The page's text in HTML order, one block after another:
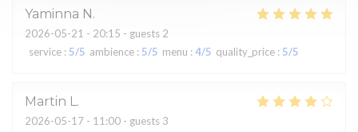
Yaminna N
2026-05-21 - 20:15 - guests 2
service : 5/5 ambience : 5/5 menu : 4/5 quality_price : 5/5
Martin L
2026-05-17 - 11:00 - guests 3